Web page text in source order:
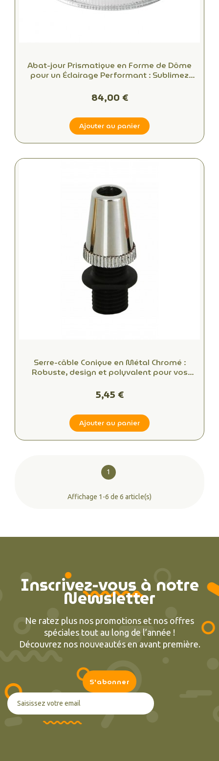
Abat-jour Prismatique en Forme de Dôme
pour un Éclairage Performant : Sublimez
84,00 €
Ajouter au panier
Serre-câble Conique en Métal Chromé :
Robuste, design et polyvalent pour vos
5,45 €
Ajouter au panier
1
Affichage 1-6 de 6 article(s)
Inscrivez-vous à notre
Newsletter
Ne ratez plus nos promotions et nos offres
spéciales tout au long de l’année !
Découvrez nos nouveautés en avant première.